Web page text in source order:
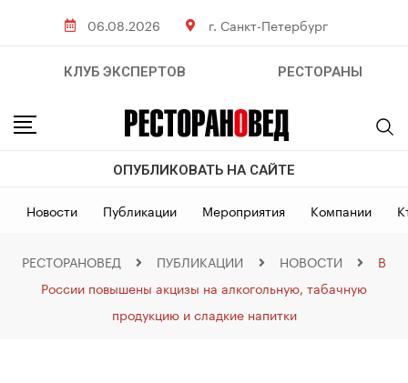
06.08.2026 г. Санкт-Петербург
КЛУБ ЭКСПЕРТОВ РЕСТОРАНЫ
ОПУБЛИКОВАТЬ НА САЙТЕ
Новости Публикации Мероприятия Компании
РЕСТОРАНОВЕД ПУБЛИКАЦИИ НОВОСТИ
В
России повышены акцизы на алкогольную, табачную
продукцию и сладкие напитки